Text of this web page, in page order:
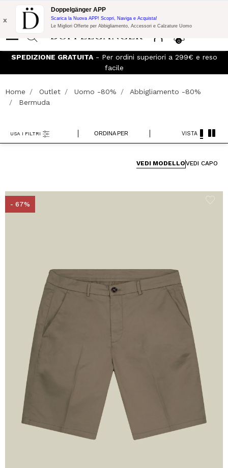
Promo Flash:
10% di Extra Sconto su 300€ di Acquisto con codice:
DOPPEL300
0
x
Doppelgänger APP
Scarica la Nuova APP! Scopri, Naviga e Acquista!
Le Migliori Offerte per Abbigliamento, Accessori e Calzature Uomo
SPEDIZIONE GRATUITA- Per ordini superiori a 299€ e reso
facile
Home Outlet Uomo -80%
Abbigliamento -80%
Bermuda
ORDINA PER
USA I FILTRI VISTA
VEDI MODELLOVEDI CAPO
- 67%